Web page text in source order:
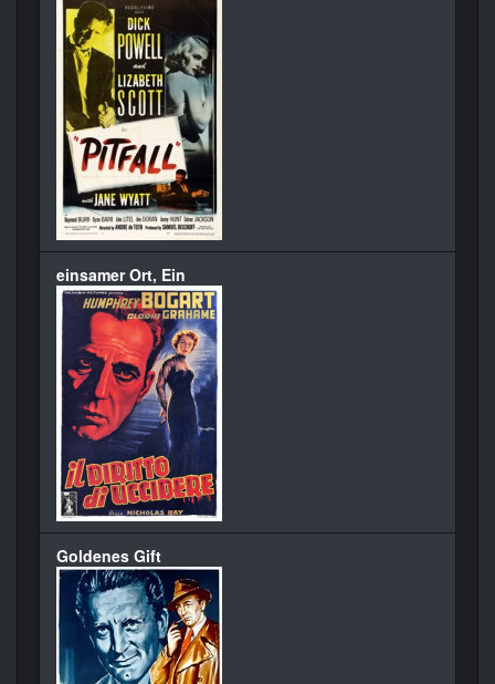
einsamer Ort, Ein
Goldenes Gift